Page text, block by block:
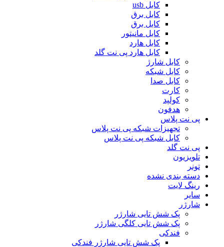
کابل usb
کابل برق
کابل برق
کابل مانیتور
کابل هارد
کابل هارد پی نت گلد
کابل شارژ
کابل شبکه
کابل صدا
کارت
کولپد
هدفون
پی نت پلاس
تجهیزات شبکه پی نت پلاس
کابل شبکه پی نت پلاس
پی نت گلد
تلویزیون
تونر
دسته بندی نشده
رینگ لایت
سایر
شارژر
پک شش تایی شارژر
پک شش تایی کلگی شارژر
فندکی
پک شش تایی شارژر فندکی